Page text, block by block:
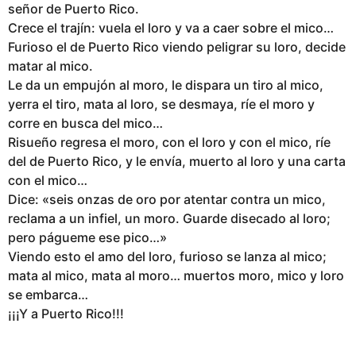
señor de Puerto Rico.
Crece el trajín: vuela el loro y va a caer sobre el mico…
Furioso el de Puerto Rico viendo peligrar su loro, decide
matar al mico.
Le da un empujón al moro, le dispara un tiro al mico,
yerra el tiro, mata al loro, se desmaya, ríe el moro y
corre en busca del mico…
Risueño regresa el moro, con el loro y con el mico, ríe
del de Puerto Rico, y le envía, muerto al loro y una carta
con el mico…
Dice: «seis onzas de oro por atentar contra un mico,
reclama a un infiel, un moro. Guarde disecado al loro;
pero págueme ese pico…»
Viendo esto el amo del loro, furioso se lanza al mico;
mata al mico, mata al moro… muertos moro, mico y loro
se embarca…
¡¡¡Y a Puerto Rico!!!